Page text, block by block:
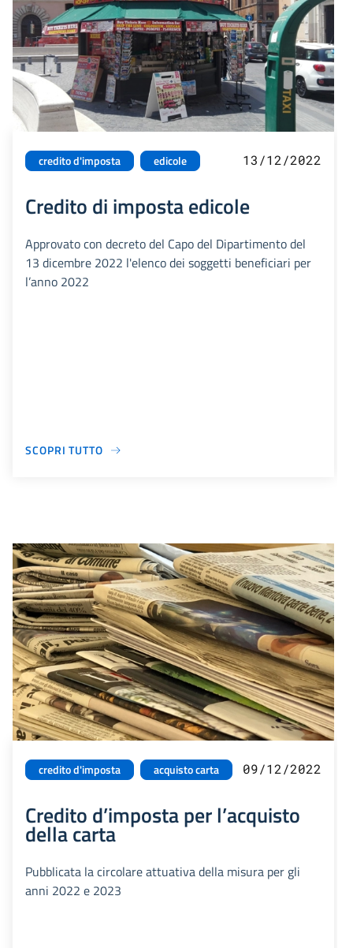
credito d'imposta edicole 13/12/2022
Credito di imposta edicole
Approvato con decreto del Capo del Dipartimento del
13 dicembre 2022 l'elenco dei soggetti beneficiari per
l’anno 2022
SCOPRI TUTTO
credito d'imposta acquisto carta 09/12/2022
Credito d’imposta per l’acquisto
della carta
Pubblicata la circolare attuativa della misura per gli
anni 2022 e 2023